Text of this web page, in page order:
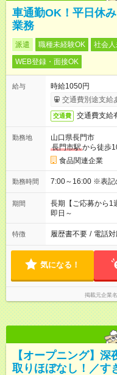
車通勤OK！平日休
業務
派遣 職種未経験OK 社会
WEB登録・面接OK
給与
時給1050円
交通費別途支給
交通費 交通費支給
勤務地
山口県長門市
長門市駅から徒歩
食品関連企業
勤務時間 7:00～
期間
長期【ご応募から1
即日～
特徴 履歴書不要 / 電話
気になる！
掲載元企業名
【オープニング】
取りほぼなし！／す